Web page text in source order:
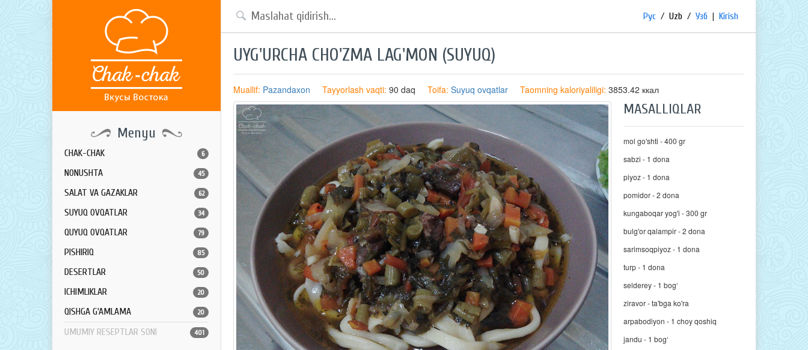
Menyu
CHAK-CHAK 6
NONUSHTA 45
SALAT VA GAZAKLAR 62
SUYUQ OVQATLAR 34
QUYUQ OVQATLAR 79
PISHIRIQ 85
DESERTLAR 50
ICHIMLIKLAR 20
QISHGA G'AMLAMA 20
UMUMIY RESEPTLAR SONI 401
Рус / Uzb / Узб | Kirish
UYG'URCHA CHO'ZMA LAG'MON (SUYUQ)
Muallif: Pazandaxon Tayyorlash vaqti: 90 daq Toifa: Suyuq ovqatlar Taomning kaloriyaliligi: 3853.42 ккал
MASALLIQLAR
mol go'shti - 400 gr
sabzi - 1 dona
piyoz - 1 dona
pomidor - 2 dona
kungaboqar yog'i - 300 gr
bulg'or qalampir - 2 dona
sarimsoqpiyoz - 1 dona
turp - 1 dona
selderey - 1 bog‘
ziravor - ta'bga ko'ra
arpabodiyon - 1 choy qoshiq
jandu - 1 bog‘